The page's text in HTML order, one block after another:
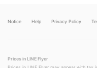
Notice Help Privacy Policy
Prices in LINE Flyer